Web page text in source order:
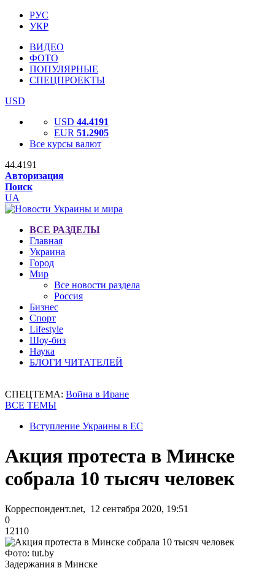
РУС
УКР
ВИДЕО
ФОТО
ПОПУЛЯРНЫЕ
СПЕЦПРОЕКТЫ
USD
USD 44.4191
EUR 51.2905
Все курсы валют
44.4191
Авторизация
Поиск
UA
ВСЕ РАЗДЕЛЫ
Главная
Украина
Город
Мир
Все новости раздела
Россия
Бизнес
Спорт
Lifestyle
Шоу-биз
Наука
БЛОГИ ЧИТАТЕЛЕЙ
СПЕЦТЕМА: Война в Иране
ВСЕ ТЕМЫ
Вступление Украины в ЕС
Акция протеста в Минске
собрала 10 тысяч человек
Корреспондент.net, 12 сентября 2020, 19:51
0
12110
Фото: tut.by
Задержания в Минске